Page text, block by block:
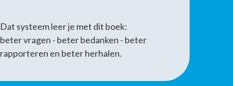
Dat systeem leer je met dit boek:
beter vragen - beter bedanken - beter
rapporteren en beter herhalen.